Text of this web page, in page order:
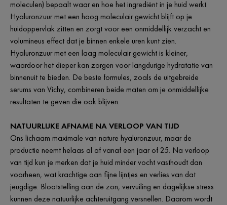
moleculen) bepaalt waar en hoe het ingrediënt in je huid werkt.
Hyaluronzuur met een hoog moleculair gewicht blijft op je
huidoppervlak zitten en zorgt voor een onmiddellijk verzacht en
volumineus effect dat je binnen enkele uren kunt zien.
Hyaluronzuur met een laag moleculair gewicht is kleiner,
waardoor het dieper kan zorgen voor langdurige hydratatie van
binnenuit te bieden. De beste formules, zoals de uitgebreide
serums van Vichy, combineren beide maten om je onmiddellijke
resultaten te geven die ook blijven.
NATUURLIJKE AFNAME NA VERLOOP VAN TIJD
Ons lichaam maximale van nature hyaluronzuur, maar de
productie neemt helaas al af vanaf een jaar of 25. Na verloop
van tijd kun je merken dat je huid minder vocht vasthoudt dan
voorheen, wat krachtige aan fijne lijntjes en verlies van dat
jeugdige. Blootstelling aan de zon, vervuiling en dagelijkse stress
kunnen deze natuurlijke achteruitgang versnellen. Daarom wordt